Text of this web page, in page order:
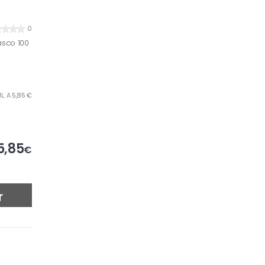
0
100
A 5,85 €
€